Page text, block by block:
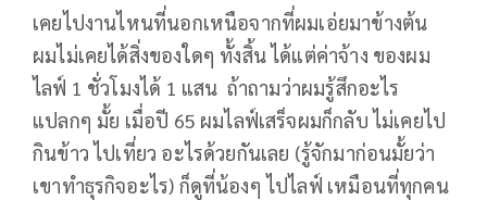
เคยไปงานไหนที่นอกเหนือจากที่ผมเอ่ยมาข้างต้น
ผมไม่เคยได้สิ่งของใดๆ ทั้งสิ้น ได้แต่ค่าจ้าง ของผม
ไลฟ์ 1 ชั่วโมงได้ 1 แสน ถ้าถามว่าผมรู้สึกอะไร
แปลกๆ มั้ย เมื่อปี 65 ผมไลฟ์เสร็จผมก็กลับ ไม่เคยไป
กินข้าว ไปเที่ยว อะไรด้วยกันเลย (รู้จักมาก่อนมั้ยว่า
เขาทำธุรกิจอะไร) ก็ดูที่น้องๆ ไปไลฟ์ เหมือนที่ทุกคน